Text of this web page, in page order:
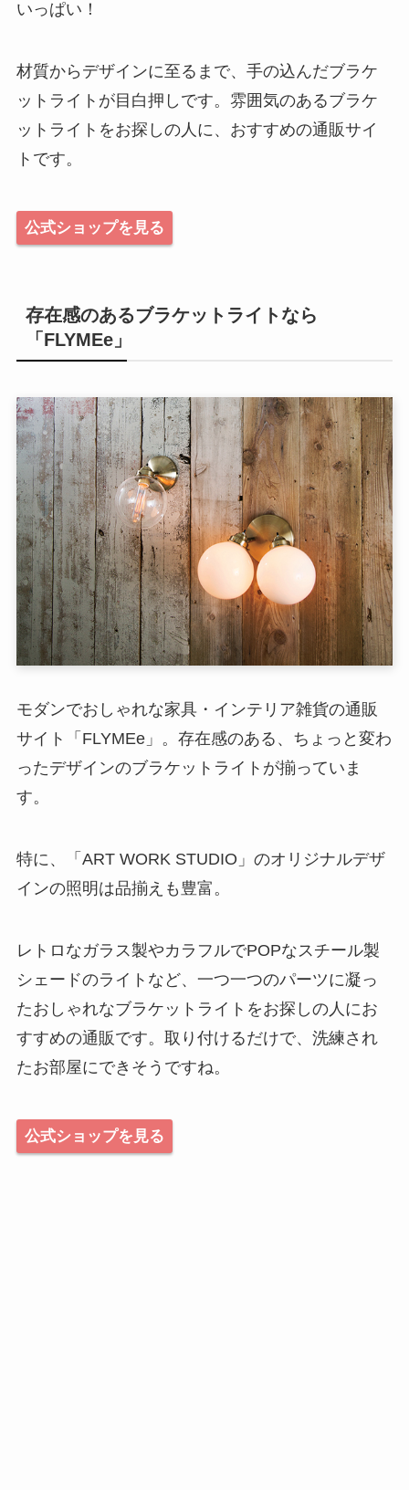
いっぱい！
材質からデザインに至るまで、手の込んだブラケ
ットライトが目白押しです。雰囲気のあるブラケ
ットライトをお探しの人に、おすすめの通販サイ
トです。
公式ショップを見る
存在感のあるブラケットライトなら
「FLYMEe」
モダンでおしゃれな家具・インテリア雑貨の通販
サイト「FLYMEe」。存在感のある、ちょっと変わ
ったデザインのブラケットライトが揃っていま
す。
特に、「ART WORK STUDIO」のオリジナルデザ
インの照明は品揃えも豊富。
レトロなガラス製やカラフルでPOPなスチール製
シェードのライトなど、一つ一つのパーツに凝っ
たおしゃれなブラケットライトをお探しの人にお
すすめの通販です。取り付けるだけで、洗練され
たお部屋にできそうですね。
公式ショップを見る